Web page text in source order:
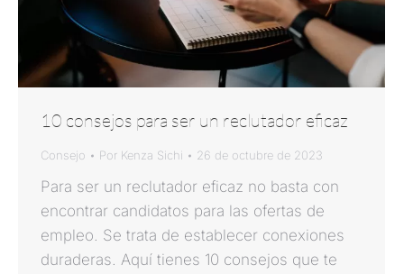
10 consejos para ser un reclutador eficaz
Consejo Por Kenza Sichi 26 de octubre de 2023
Para ser un reclutador eficaz no basta con
encontrar candidatos para las ofertas de
empleo. Se trata de establecer conexiones
duraderas. Aquí tienes 10 consejos que te